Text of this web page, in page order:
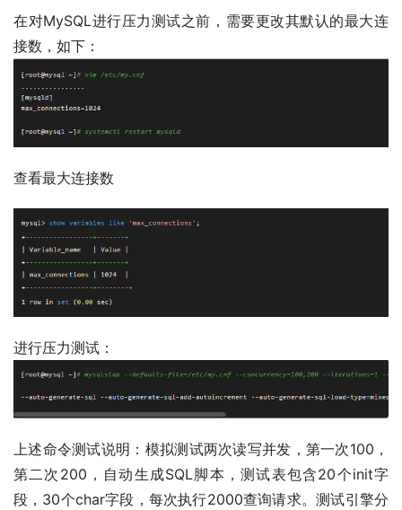
在对MySQL进行压力测试之前，需要更改其默认的最大连
接数，如下：
查看最大连接数
进行压力测试：
上述命令测试说明：模拟测试两次读写并发，第一次100，
第二次200，自动生成SQL脚本，测试表包含20个init字
段，30个char字段，每次执行2000查询请求。测试引擎分